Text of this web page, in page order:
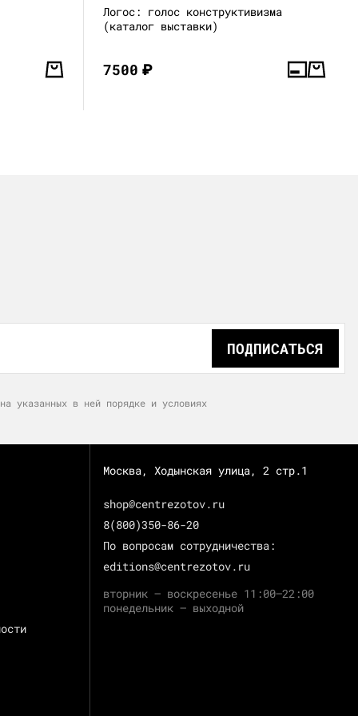
Логос: голос конструктивизма
(каталог выставки)
7500₽
ПОДПИСАТЬСЯ
указанных в ней порядке и условиях
Москва, Ходынская улица, 2 стр.1
shop@centrezotov.ru
8(800)350-86-20
По вопросам сотрудничества:
editions@centrezotov.ru
вторник — воскресенье 11:00–22:00
понедельник — выходной